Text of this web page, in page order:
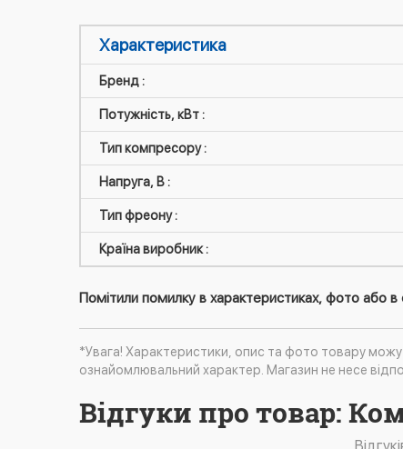
Характеристика
Бренд :
Потужність, кВт :
Тип компресору :
Напруга, В :
Тип фреону :
Країна виробник :
Помітили помилку в характеристиках, фото або
*Увага! Характеристики, опис та фото товару
ознайомлювальний характер. Магазин не несе
Відгуки про товар: